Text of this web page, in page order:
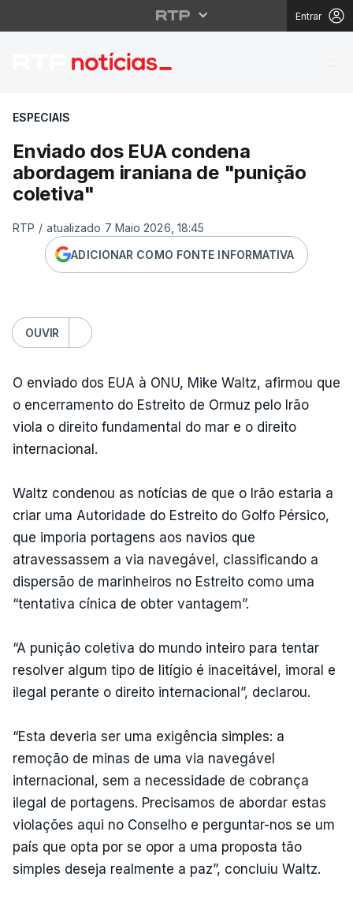
Entrar
Enviado dos EUA
ESPECIAIS
Enviado dos EUA condena
abordagem iraniana de "punição
coletiva"
RTP / atualizado 7 Maio 2026, 18:45
ADICIONAR COMO FONTE INFORMATIVA
OUVIR
O enviado dos EUA à ONU, Mike Waltz, afirmou que
o encerramento do Estreito de Ormuz pelo Irão
viola o direito fundamental do mar e o direito
internacional.
Waltz condenou as notícias de que o Irão estaria a
criar uma Autoridade do Estreito do Golfo Pérsico,
que imporia portagens aos navios que
atravessassem a via navegável, classificando a
dispersão de marinheiros no Estreito como uma
“tentativa cínica de obter vantagem”.
“A punição coletiva do mundo inteiro para tentar
resolver algum tipo de litígio é inaceitável, imoral e
ilegal perante o direito internacional”, declarou.
“Esta deveria ser uma exigência simples: a
remoção de minas de uma via navegável
internacional, sem a necessidade de cobrança
ilegal de portagens. Precisamos de abordar estas
violações aqui no Conselho e perguntar-nos se um
país que opta por se opor a uma proposta tão
simples deseja realmente a paz”, concluiu Waltz.